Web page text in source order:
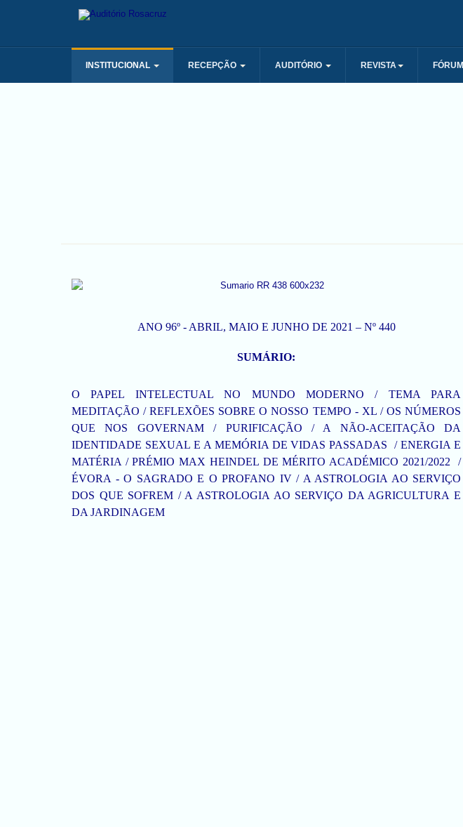
INSTITUCIONAL RECEPÇÃO AUDITÓRIO REVISTA FÓRUM
ANO 96º - ABRIL, MAIO E JUNHO DE 2021 – Nº 440
SUMÁRIO:
O PAPEL INTELECTUAL NO MUNDO MODERNO / TEMA PARA
MEDITAÇÃO / REFLEXÕES SOBRE O NOSSO TEMPO - XL / OS NÚMEROS
QUE NOS GOVERNAM / PURIFICAÇÃO / A NÃO-ACEITAÇÃO DA
IDENTIDADE SEXUAL E A MEMÓRIA DE VIDAS PASSADAS / ENERGIA E
MATÉRIA / PRÉMIO MAX HEINDEL DE MÉRITO ACADÉMICO 2021/2022 /
ÉVORA - O SAGRADO E O PROFANO IV / A ASTROLOGIA AO SERVIÇO
DOS QUE SOFREM / A ASTROLOGIA AO SERVIÇO DA AGRICULTURA E
DA JARDINAGEM